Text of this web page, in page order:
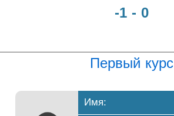
-1 - 0
Первый курс
Имя: